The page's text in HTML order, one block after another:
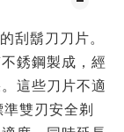
刮鬍刀刀片。
銹鋼製成，經
這些刀片不適
雙刃安全剃